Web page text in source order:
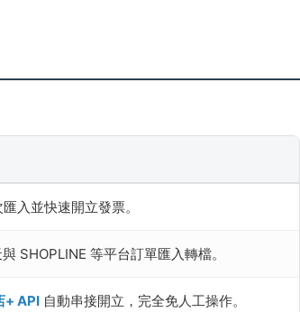
入並快速開立發票。
SHOPLINE 等平台訂單匯入轉檔。
+ API 自動串接開立，完全免人工操作。